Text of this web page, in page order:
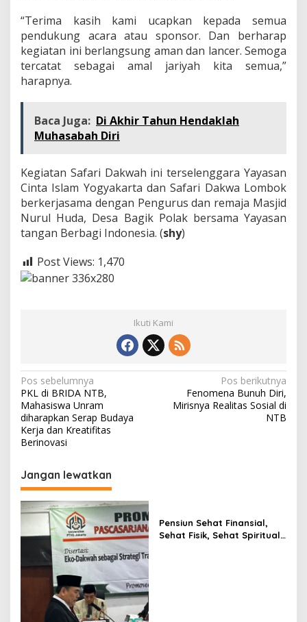
“Terima kasih kami ucapkan kepada semua
pendukung acara atau sponsor. Dan berharap
kegiatan ini berlangsung aman dan lancer. Semoga
tercatat sebagai amal jariyah kita semua,”
harapnya.
Baca Juga: Di Akhir Tahun Hendaklah
Muhasabah Diri
Kegiatan Safari Dakwah ini terselenggara Yayasan
Cinta Islam Yogyakarta dan Safari Dakwa Lombok
berkerjasama dengan Pengurus dan remaja Masjid
Nurul Huda, Desa Bagik Polak bersama Yayasan
tangan Berbagi Indonesia. (shy)
Post Views: 1,470
Ikuti Kami
Navigasi
pos
Pos sebelumnya
PKL di BRIDA NTB,
Mahasiswa Unram
diharapkan Serap Budaya
Kerja dan Kreatifitas
Berinovasi
Pos berikutnya
Fenomena Bunuh Diri,
Mirisnya Realitas Sosial di
NTB
Jangan lewatkan
Pensiun Sehat Finansial,
Sehat Fisik, Sehat Spiritual,